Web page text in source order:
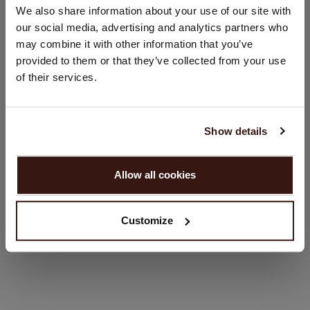
We also share information about your use of our site with
our social media, advertising and analytics partners who
may combine it with other information that you’ve
provided to them or that they’ve collected from your use
of their services.
Show details
Allow all cookies
Customize
Losvallende pasvorm
Body in één stuk gebreid
Handwas, chemisch reinigen mogelijk
100% Organisch Cashmere (GOTS-gecertificeerd)
land wijzigen?
Verenigde Staten ($)
GA VERDER